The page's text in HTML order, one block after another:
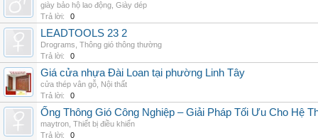
giày bảo hộ lao động Giày dép
Trả lời:
0
LEADTOOLS 23 2
Drograms Thông gió thông thường
Trả lời:
0
Giá cửa nhựa Đài Loan tại phường Linh Tây
cửa thép vân gỗ Nội thất
Trả lời:
0
Ống Thông Gió Công Nghiệp – Giải Pháp Tối Ưu Cho Hệ
maytron Thiết bị điều khiển
Trả lời:
0